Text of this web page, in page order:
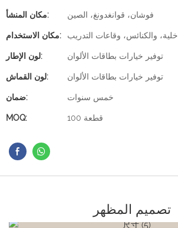
مكان المنشأ: فوشان، قوانغدونغ، الصين
مكان الاستخدام: والكنائس، وقاعات التدريب
لون الإطار: توفير خيارات بطاقات الألوان
لون القماش: توفير خيارات بطاقات الألوان
ضمان: خمس سنوات
MOQ: 100 قطعة
تصميم المظهر